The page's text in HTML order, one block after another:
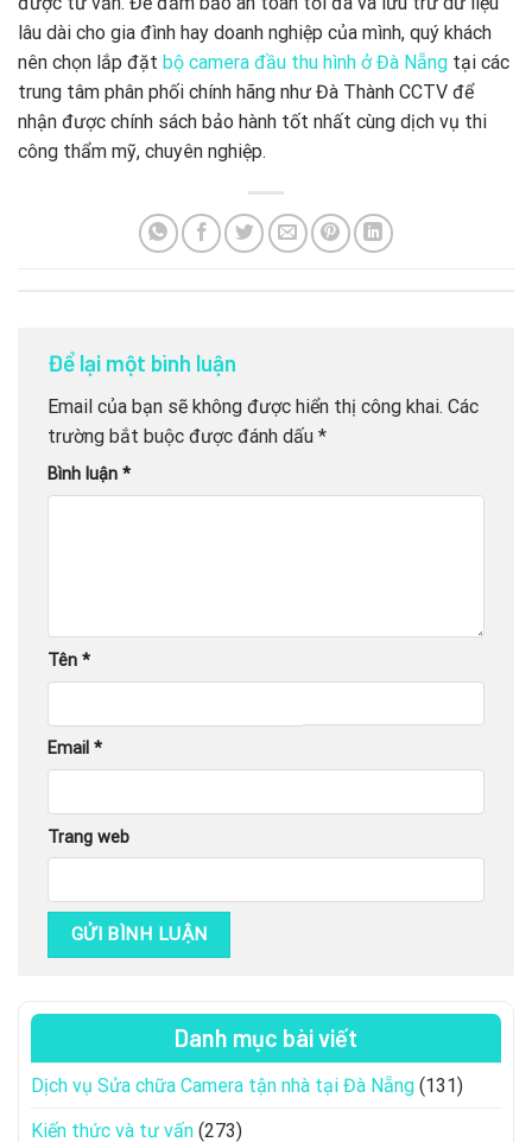
lâu dài cho gia đình hay doanh nghiệp của mình, quý khách
nên chọn lắp đặt bộ camera đầu thu hình ở Đà Nẵng tại các
trung tâm phân phối chính hãng như Đà Thành CCTV để
nhận được chính sách bảo hành tốt nhất cùng dịch vụ thi
công thẩm mỹ, chuyên nghiệp.
Để lại một bình luận
Email của bạn sẽ không được hiển thị công khai. Các
trường bắt buộc được đánh dấu *
Bình luận *
Tên *
Email *
Trang web
Danh mục bài viết
Dịch vụ Sửa chữa Camera tận nhà tại Đà Nẵng (131)
Kiến thức và tư vấn (273)